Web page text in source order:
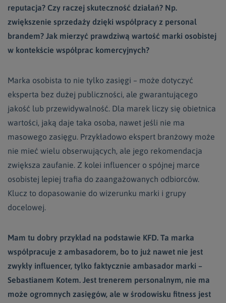
reputacja? Czy raczej skuteczność działań? Np.
zwiększenie sprzedaży dzięki współpracy z personal
brandem? Jak mierzyć prawdziwą wartość marki osobistej
w kontekście współprac komercyjnych?
Marka osobista to nie tylko zasięgi – może dotyczyć
eksperta bez dużej publiczności, ale gwarantującego
jakość lub przewidywalność. Dla marek liczy się obietnica
wartości, jaką daje taka osoba, nawet jeśli nie ma
masowego zasięgu. Przykładowo ekspert branżowy może
nie mieć wielu obserwujących, ale jego rekomendacja
zwiększa zaufanie. Z kolei influencer o spójnej marce
osobistej lepiej trafia do zaangażowanych odbiorców.
Klucz to dopasowanie do wizerunku marki i grupy
docelowej.
Mam tu dobry przykład na podstawie KFD. Ta marka
współpracuje z ambasadorem, bo to już nawet nie jest
zwykły influencer, tylko faktycznie ambasador marki –
Sebastianem Kotem. Jest trenerem personalnym, nie ma
może ogromnych zasięgów, ale w środowisku fitness jest